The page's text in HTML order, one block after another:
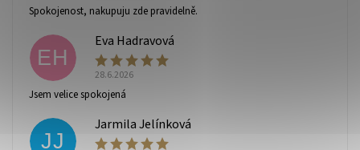
Vaše osobní údaje budou zpracovány dle
ochrany osobních údajů
Spokojenost, nakupuju zde pravidelně.
EH
Eva Hadravová
28.6.2026
Jsem velice spokojená
JJ
Jarmila Jelínková